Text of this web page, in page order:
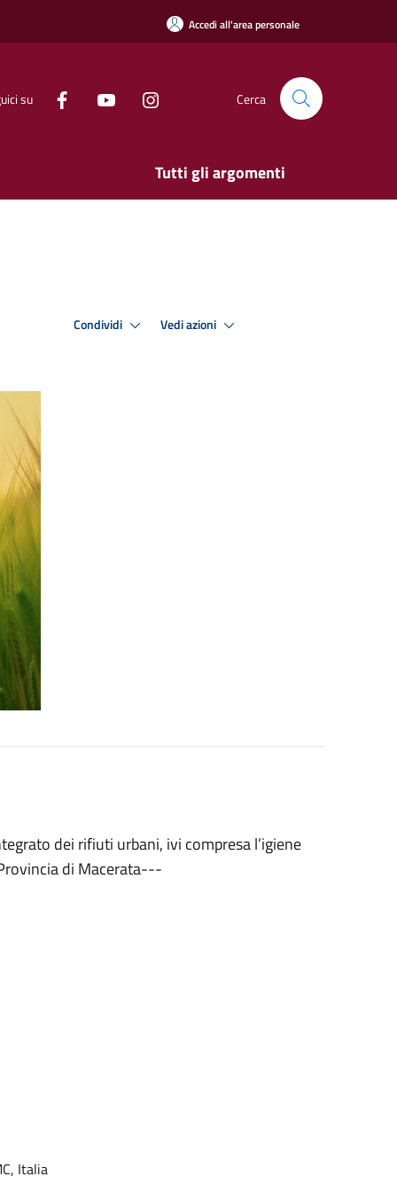
Accedi all'area personale
su Cerca
Tutti gli argomenti
Condividi Vedi azioni
dei rifiuti urbani, ivi compresa l’igiene
di Macerata---
Italia